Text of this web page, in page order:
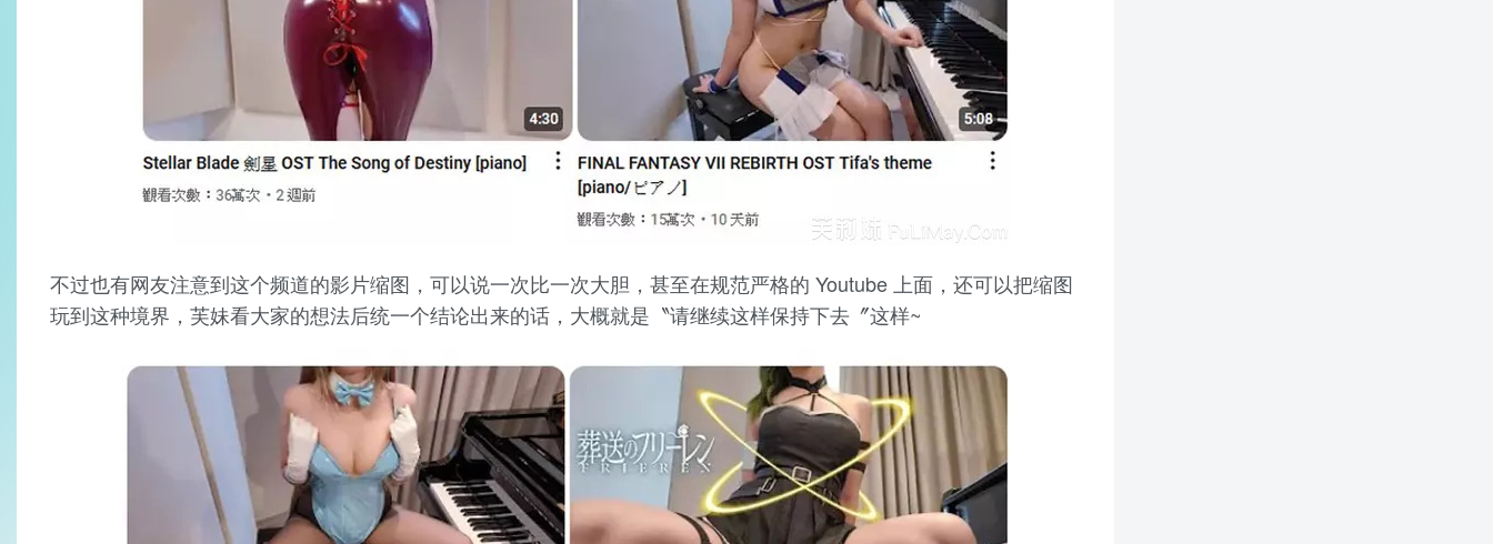
不过也有网友注意到这个频道的影片缩图，可以说一次比一次大胆，甚至在规范严格的 Youtube 上面，还可以把缩图
玩到这种境界，芙妹看大家的想法后统一个结论出来的话，大概就是〝请继续这样保持下去〞这样~